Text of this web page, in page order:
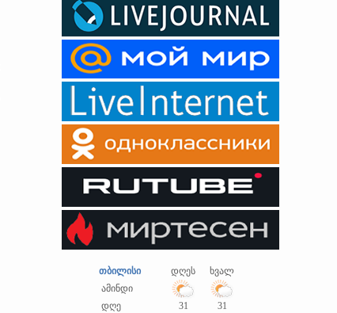
თბილისი დღეს
ხვალ
ამინდი
დღე
31
31